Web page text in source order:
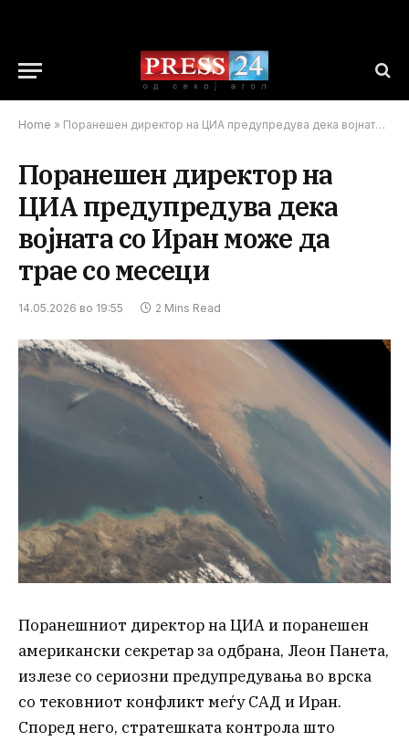
Home » Поранешен директор на ЦИА предупредува дека војната со Иран може да трае со месеци
Поранешен директор на
ЦИА предупредува дека
војната со Иран може да
трае со месеци
14.05.2026 во 19:55 2 Mins Read
Поранешниот директор на ЦИА и поранешен
американски секретар за одбрана, Леон Панета,
излезе со сериозни предупредувања во врска
со тековниот конфликт меѓу САД и Иран.
Според него, стратешката контрола што